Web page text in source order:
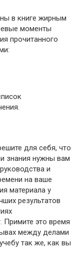
в книге жирным
моменты
прочитанного
для себя, что
знания нужны вам
и
на ваше
материала у
результатов
Примите это время
между делами
так же, как вы